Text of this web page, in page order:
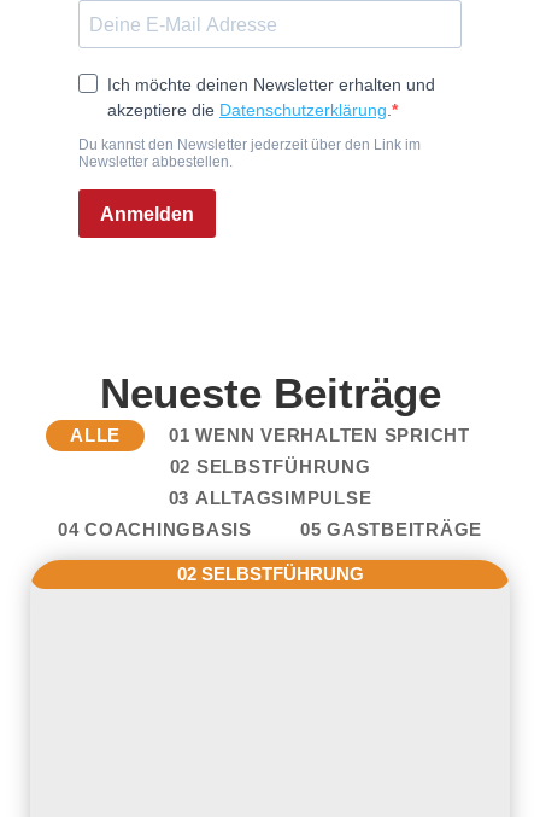
Neueste Beiträge
01 WENN VERHALTEN SPRICHT
02 SELBSTFÜHRUNG
03 ALLTAGSIMPULSE
04 COACHINGBASIS
05 GASTBEITRÄGE
ALLE
02 SELBSTFÜHRUNG